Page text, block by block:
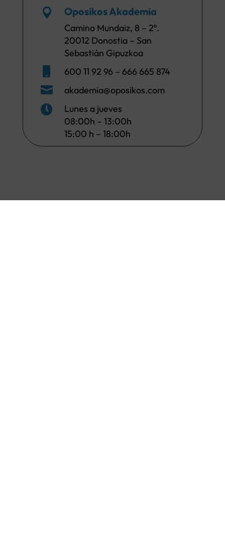
 Oposikos Akademia
Camino Mundaiz, 8 – 2º.
20012 Donostia – San
Sebastián Gipuzkoa
600 11 92 96 – 666 665 874
 akademia@oposikos.com

Lunes a jueves
08:00h – 13:00h
15:00 h – 18:00h